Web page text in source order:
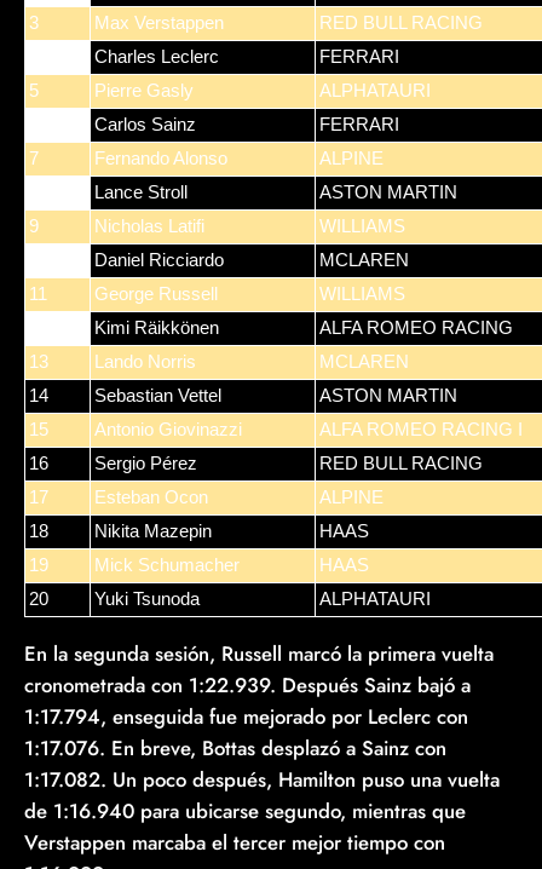
3 Max Verstappen
RED BULL RACING
Charles Leclerc
FERRARI
5
Pierre Gasly
ALPHATAURI
Carlos Sainz
FERRARI
7
Fernando Alonso
ALPINE
Lance Stroll
ASTON MARTIN
9
Nicholas Latifi
WILLIAMS
Daniel Ricciardo
MCLAREN
11
George Russell
WILLIAMS
Kimi Räikkönen
ALFA ROMEO RACING
13
Lando Norris
MCLAREN
14
Sebastian Vettel
ASTON MARTIN
15
Antonio Giovinazzi
ALFA ROMEO RACING I
16
Sergio Pérez
RED BULL RACING
17
Esteban Ocon
ALPINE
18
Nikita Mazepin
HAAS
19
Mick Schumacher
HAAS
20
Yuki Tsunoda ALPHATAURI
En la segunda sesión, Russell marcó la primera vuelta
cronometrada con 1:22.939. Después Sainz bajó a
1:17.794, enseguida fue mejorado por Leclerc con
1:17.076. En breve, Bottas desplazó a Sainz con
1:17.082. Un poco después, Hamilton puso una vuelta
de 1:16.940 para ubicarse segundo, mientras que
Verstappen marcaba el tercer mejor tiempo con